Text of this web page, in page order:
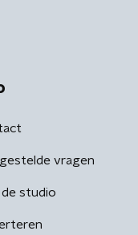
vragen
studio